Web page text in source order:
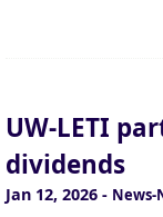
UW-LETI
dividends
Jan 12, 2026 - News-